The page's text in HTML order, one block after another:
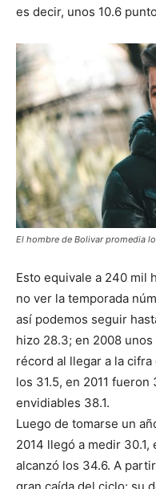
es decir, unos 10.6
El hombre de Bolivar promedia
Esto equivale a 240 mil
no ver la temporada
así podemos seguir
hizo 28.3; en 2008
récord al llegar a la cifra
los 31.5, en 2011 fueron
envidiables 38.1.
Luego de tomarse un
2014 llegó a medir 30.1,
alcanzó los 34.6. A